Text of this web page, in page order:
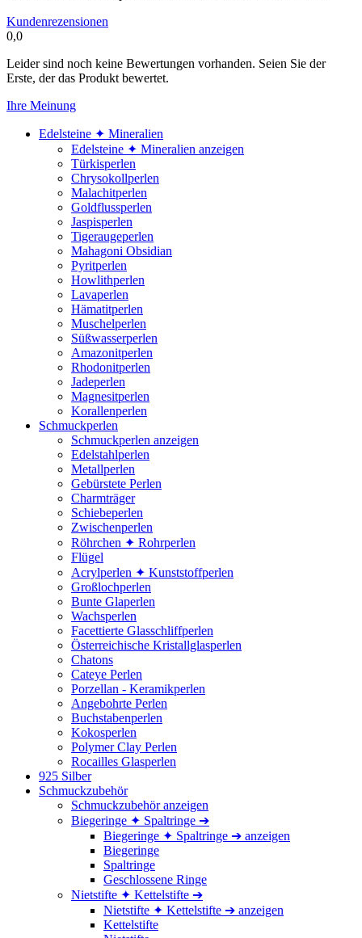
Kundenrezensionen
0,0
Leider sind noch keine Bewertungen vorhanden. Seien Sie der
Erste, der das Produkt bewertet.
Ihre Meinung
Edelsteine ✦ Mineralien
Edelsteine ✦ Mineralien anzeigen
Türkisperlen
Chrysokollperlen
Malachitperlen
Goldflussperlen
Jaspisperlen
Tigeraugeperlen
Mahagoni Obsidian
Pyritperlen
Howlithperlen
Lavaperlen
Hämatitperlen
Muschelperlen
Süßwasserperlen
Amazonitperlen
Rhodonitperlen
Jadeperlen
Magnesitperlen
Korallenperlen
Schmuckperlen
Schmuckperlen anzeigen
Edelstahlperlen
Metallperlen
Gebürstete Perlen
Charmträger
Schiebeperlen
Zwischenperlen
Röhrchen ✦ Rohrperlen
Flügel
Acrylperlen ✦ Kunststoffperlen
Großlochperlen
Bunte Glaperlen
Wachsperlen
Facettierte Glasschliffperlen
Österreichische Kristallglasperlen
Chatons
Cateye Perlen
Porzellan - Keramikperlen
Angebohrte Perlen
Buchstabenperlen
Kokosperlen
Polymer Clay Perlen
Rocailles Glasperlen
925 Silber
Schmuckzubehör
Schmuckzubehör anzeigen
Biegeringe ✦ Spaltringe ➔
Biegeringe ✦ Spaltringe ➔ anzeigen
Biegeringe
Spaltringe
Geschlossene Ringe
Nietstifte ✦ Kettelstifte ➔
Nietstifte ✦ Kettelstifte ➔ anzeigen
Kettelstifte